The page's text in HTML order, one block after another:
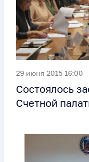
29 июня 2015 16:00
Cостоялось
Счетной